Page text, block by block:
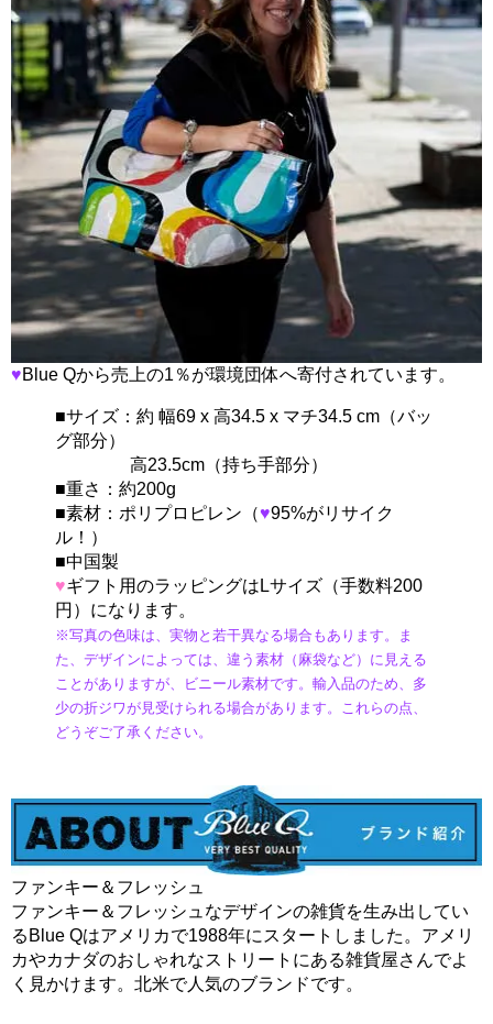
♥Blue Qから売上の1％が環境団体へ寄付されています。
■サイズ：約 幅69 x 高34.5 x マチ34.5 cm（バッ
グ部分）
高23.5cm（持ち手部分）
■重さ：約200g
■素材：ポリプロピレン（♥95%がリサイク
ル！）
■中国製
♥ギフト用のラッピングはLサイズ（手数料200
円）になります。
※写真の色味は、実物と若干異なる場合もあります。ま
た、デザインによっては、違う素材（麻袋など）に見える
ことがありますが、ビニール素材です。輸入品のため、多
少の折ジワが見受けられる場合があります。これらの点、
どうぞご了承ください。
ファンキー＆フレッシュ
ファンキー＆フレッシュなデザインの雑貨を生み出してい
るBlue Qはアメリカで1988年にスタートしました。アメリ
カやカナダのおしゃれなストリートにある雑貨屋さんでよ
く見かけます。北米で人気のブランドです。